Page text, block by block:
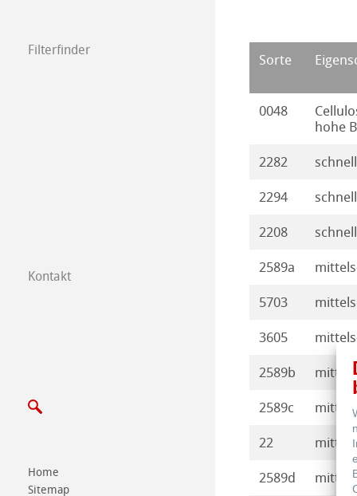
Filterfinder
Kontakt
Home
Sitemap
Sorte
0048
hohe
2282
2294
2208
2589a
5703
3605
2589b
2589c mittel
22 mittel
2589d mittel